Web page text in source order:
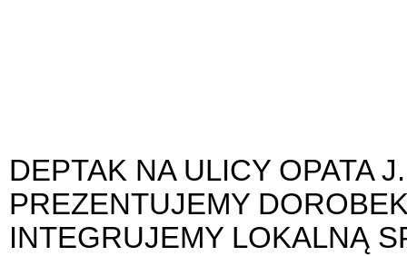
DEPTAK NA ULICY OPATA
PREZENTUJEMY
INTEGRUJEMY LOKALNĄ